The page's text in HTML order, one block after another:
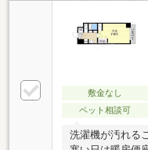
敷金なし
ペット相談可
洗濯機が汚れる